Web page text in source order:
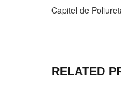
Capitel de
RELATED